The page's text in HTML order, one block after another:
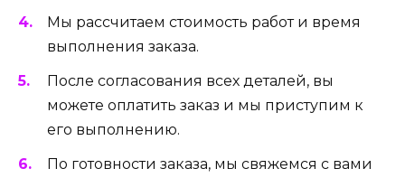
Мы рассчитаем стоимость работ и время
выполнения заказа.
После согласования всех деталей, вы
можете оплатить заказ и мы приступим к
его выполнению.
По готовности заказа, мы свяжемся с вами